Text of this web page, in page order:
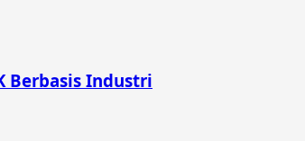
Berbasis Industri